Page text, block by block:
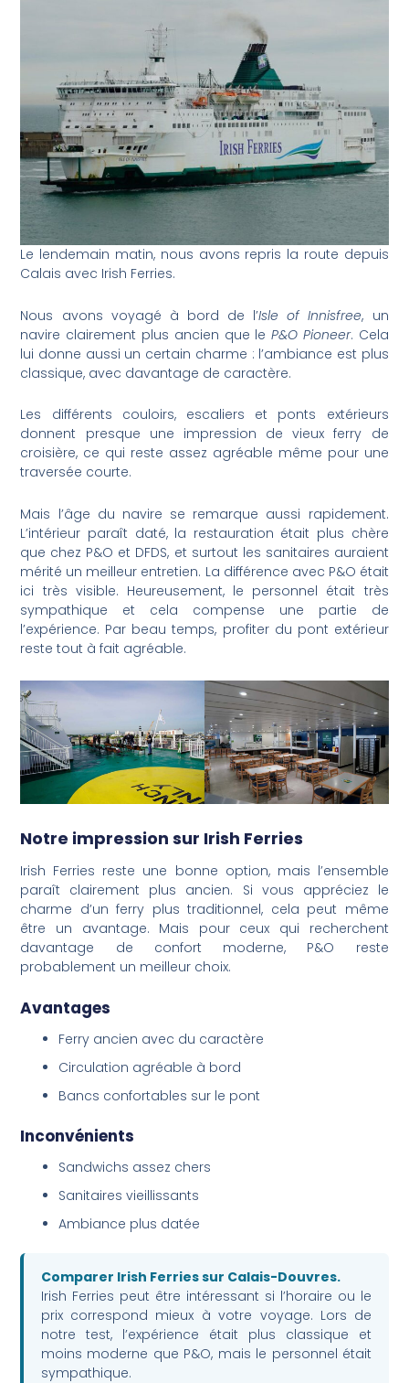
Le lendemain matin, nous avons repris la route depuis
Calais avec Irish Ferries.
Nous avons voyagé à bord de l’Isle of Innisfree, un
navire clairement plus ancien que leP&O Pioneer. Cela
lui donne aussi un certain charme : l’ambiance est plus
classique, avec davantage de caractère.
Les différents couloirs, escaliers et ponts extérieurs
donnent presque une impression de vieux ferry de
croisière, ce qui reste assez agréable même pour une
traversée courte.
Mais l’âge du navire se remarque aussi rapidement.
L’intérieur paraît daté, la restauration était plus chère
que chez P&O et DFDS, et surtout les sanitaires auraient
mérité un meilleur entretien. La différence avec P&O était
ici très visible. Heureusement, le personnel était très
sympathique et cela compense une partie de
l’expérience. Par beau temps, profiter du pont extérieur
reste tout à fait agréable.
Notre impression sur Irish Ferries
Irish Ferries reste une bonne option, mais l’ensemble
paraît clairement plus ancien. Si vous appréciez le
charme d’un ferry plus traditionnel, cela peut même
être un avantage. Mais pour ceux qui recherchent
davantage de confort moderne, P&O reste
probablement un meilleur choix.
Avantages
Ferry ancien avec du caractère
Circulation agréable à bord
Bancs confortables sur le pont
Inconvénients
Sandwichs assez chers
Sanitaires vieillissants
Ambiance plus datée
Comparer Irish Ferries sur Calais-Douvres.
Irish Ferries peut être intéressant si l’horaire ou le
prix correspond mieux à votre voyage. Lors de
notre test, l’expérience était plus classique et
moins moderne que P&O, mais le personnel était
sympathique.